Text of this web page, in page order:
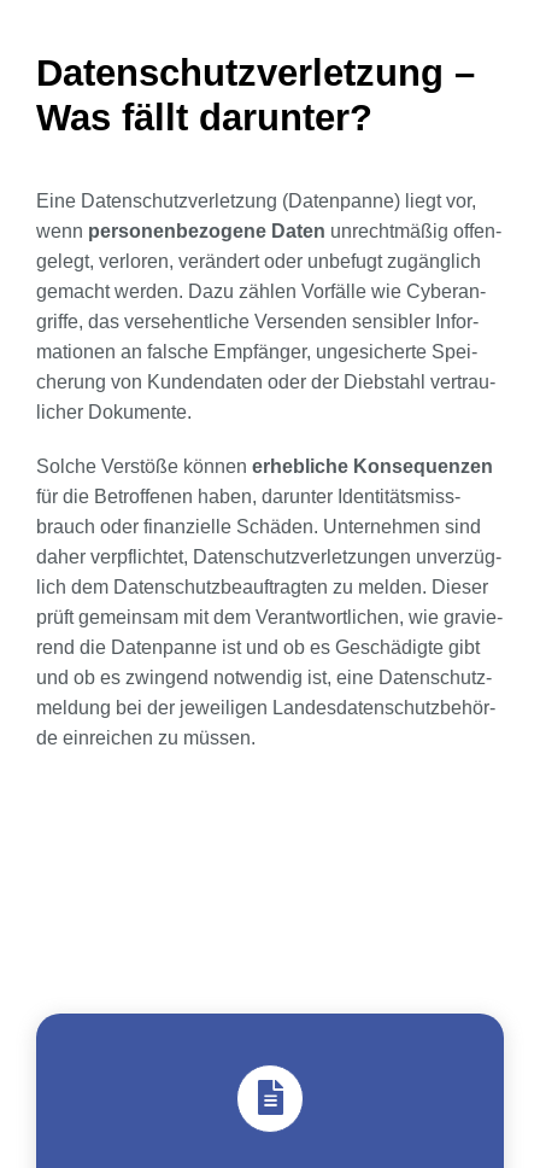
Daten­schutz­ver­let­zung –
Was fällt dar­un­ter?
Eine Daten­schutz­ver­let­zung (Daten­pan­ne) liegt vor,
wenn per­so­nen­be­zo­ge­ne Daten unrecht­mä­ßig offen­
ge­legt, ver­lo­ren, ver­än­dert oder unbe­fugt zugäng­lich
gemacht wer­den. Dazu zäh­len Vor­fäl­le wie Cyber­an­
grif­fe, das ver­se­hent­li­che Ver­sen­den sen­si­bler Infor­
ma­tio­nen an fal­sche Emp­fän­ger, unge­si­cher­te Spei­
che­rung von Kun­den­da­ten oder der Dieb­stahl ver­trau­
li­cher Doku­men­te.
Sol­che Ver­stö­ße kön­nen erheb­li­che Kon­se­quen­zen
für die Betrof­fe­nen haben, dar­un­ter Iden­ti­täts­miss­
brauch oder finan­zi­el­le Schä­den. Unter­neh­men sind
daher ver­pflich­tet, Daten­schutz­ver­let­zun­gen unver­züg­
lich dem Daten­schutz­be­auf­trag­ten zu mel­den. Die­ser
prüft gemein­sam mit dem Ver­ant­wort­li­chen, wie gra­vie­
rend die Daten­pan­ne ist und ob es Geschä­dig­te gibt
und ob es zwin­gend not­wen­dig ist, eine Daten­schutz­
mel­dung bei der jewei­li­gen Lan­des­da­ten­schutz­be­hör­
de ein­rei­chen zu müssen.